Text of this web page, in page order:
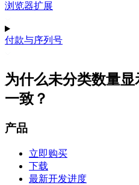
浏览器扩展
付款与序列号
为什么未分类数量
一致？
产品
立即购买
下载
最新开发进度